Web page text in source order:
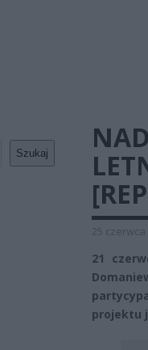
Szukaj
25 czerwca
21
projektu